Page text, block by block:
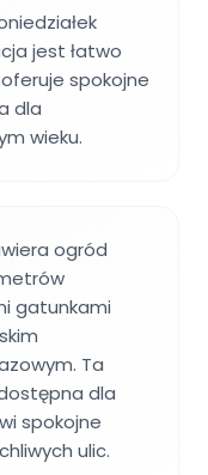
jest łatwo
spokojne
dla
wieku.
ogród
gatunkami
Ta
dla
spokojne
ulic.